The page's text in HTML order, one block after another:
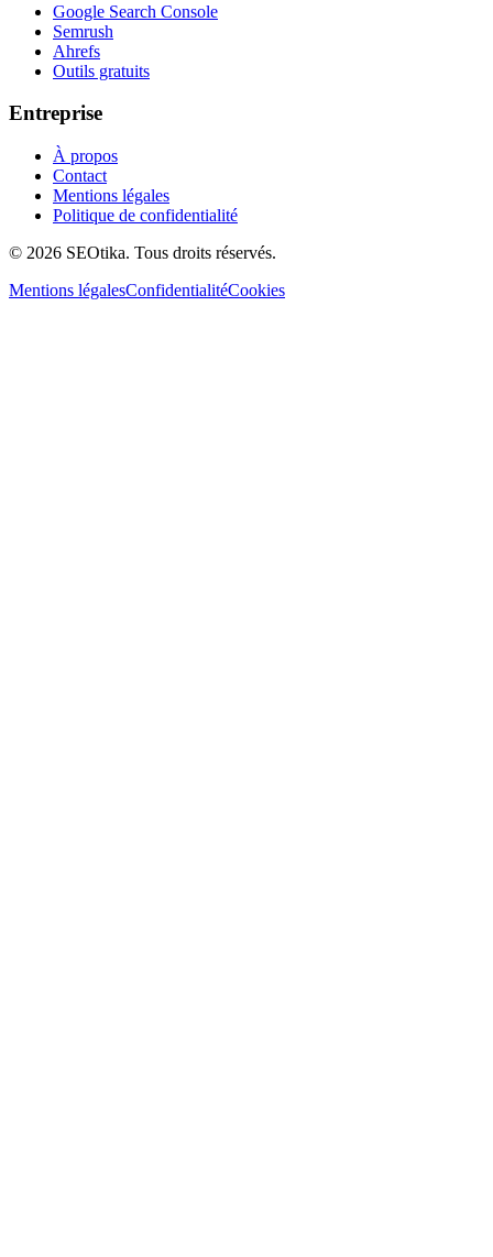
Google Search Console
Semrush
Ahrefs
Outils gratuits
Entreprise
À propos
Contact
Mentions légales
Politique de confidentialité
© 2026 SEOtika. Tous droits réservés.
Mentions légalesConfidentialitéCookies